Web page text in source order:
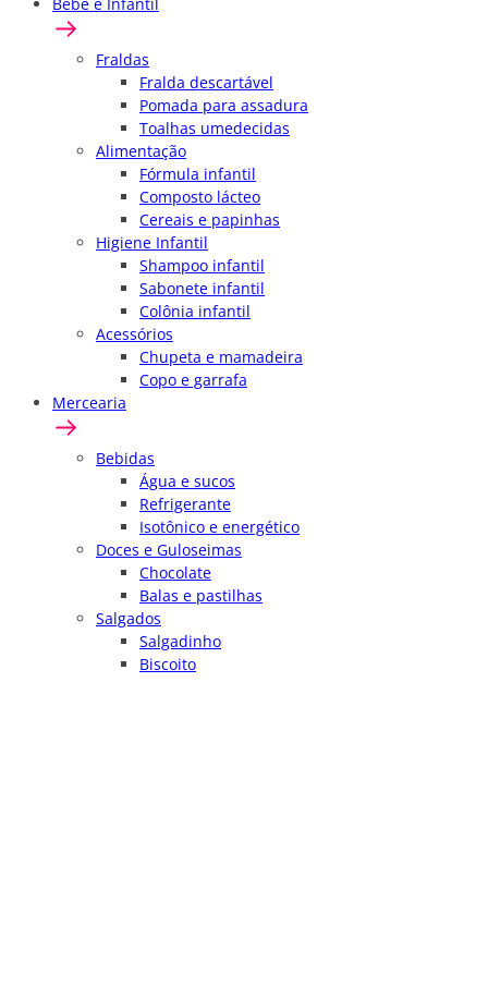
Fraldas
Fralda descartável
Pomada para assadura
Toalhas umedecidas
Alimentação
Fórmula infantil
Composto lácteo
Cereais e papinhas
Higiene Infantil
Shampoo infantil
Sabonete infantil
Colônia infantil
Acessórios
Chupeta e mamadeira
Copo e garrafa
Mercearia
Bebidas
Água e sucos
Refrigerante
Isotônico e energético
Doces e Guloseimas
Chocolate
Balas e pastilhas
Salgados
Salgadinho
Biscoito